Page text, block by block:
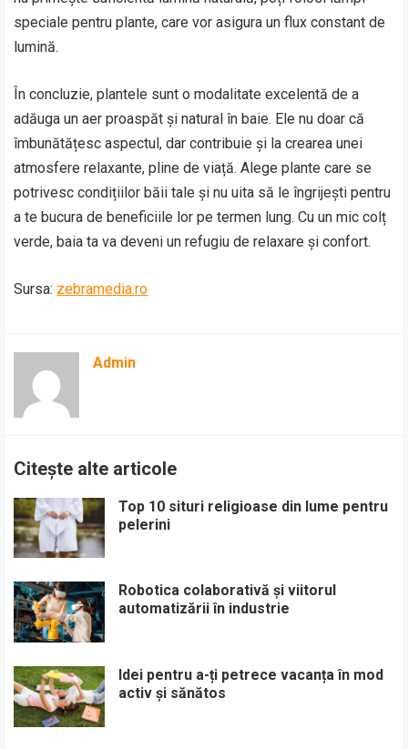
speciale pentru plante, care vor asigura un flux constant de
lumină.
În concluzie, plantele sunt o modalitate excelentă de a
adăuga un aer proaspăt și natural în baie. Ele nu doar că
îmbunătățesc aspectul, dar contribuie și la crearea unei
atmosfere relaxante, pline de viață. Alege plante care se
potrivesc condițiilor băii tale și nu uita să le îngrijești pentru
a te bucura de beneficiile lor pe termen lung. Cu un mic colț
verde, baia ta va deveni un refugiu de relaxare și confort.
Sursa: zebramedia.ro
Admin
Citește alte articole
Top 10 situri religioase din lume pentru
pelerini
Robotica colaborativă și viitorul
automatizării în industrie
Idei pentru a-ți petrece vacanța în mod
activ și sănătos